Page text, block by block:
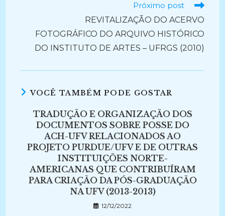
Próximo post
REVITALIZAÇÃO DO ACERVO
FOTOGRÁFICO DO ARQUIVO HISTÓRICO
DO INSTITUTO DE ARTES – UFRGS (2010)
VOCÊ TAMBÉM PODE GOSTAR
TRADUÇÃO E ORGANIZAÇÃO DOS
DOCUMENTOS SOBRE POSSE DO
ACH-UFV RELACIONADOS AO
PROJETO PURDUE/UFV E DE OUTRAS
INSTITUIÇÕES NORTE-
AMERICANAS QUE CONTRIBUÍRAM
PARA CRIAÇÃO DA PÓS-GRADUAÇÃO
NA UFV (2013-2013)
12/12/2022